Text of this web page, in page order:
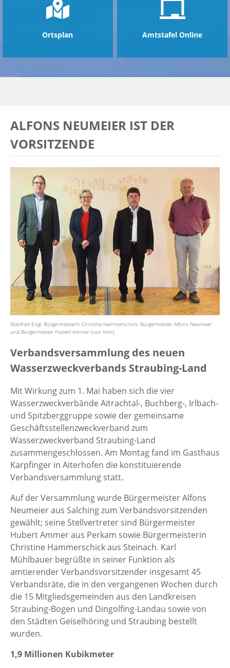
Ortsplan Amtstafel Online
ALFONS NEUMEIER IST DER
VORSITZENDE
Manfred Engl, Bürgermeisterin Christine Hammerschick, Bürgermeister Alfons Neumeier
und Bürgermeister Hubert Ammer (von links)
Verbandsversammlung des neuen
Wasserzweckverbands Straubing-Land
Mit Wirkung zum 1. Mai haben sich die vier
Wasserzweckverbände Aitrachtal-, Buchberg-, Irlbach-
und Spitzberggruppe sowie der gemeinsame
Geschäftsstellenzweckverband zum
Wasserzweckverband Straubing-Land
zusammengeschlossen. Am Montag fand im Gasthaus
Karpfinger in Aiterhofen die konstituierende
Verbandsversammlung statt.
Auf der Versammlung wurde Bürgermeister Alfons
Neumeier aus Salching zum Verbandsvorsitzenden
gewählt; seine Stellvertreter sind Bürgermeister
Hubert Ammer aus Perkam sowie Bürgermeisterin
Christine Hammerschick aus Steinach. Karl
Mühlbauer begrüßte in seiner Funktion als
amtierender Verbandsvorsitzender insgesamt 45
Verbandsräte, die in den vergangenen Wochen durch
die 15 Mitgliedsgemeinden aus den Landkreisen
Straubing-Bogen und Dingolfing-Landau sowie von
den Städten Geiselhöring und Straubing bestellt
wurden.
1,9 Millionen Kubikmeter